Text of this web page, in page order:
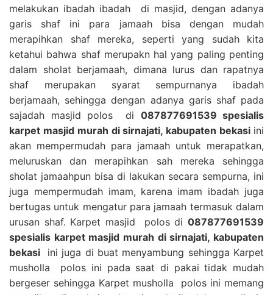
melakukan ibadah ibadah di masjid, dengan adanya
garis shaf ini para jamaah bisa dengan mudah
merapihkan shaf mereka, seperti yang sudah kita
ketahui bahwa shaf merupakn hal yang paling penting
dalam sholat berjamaah, dimana lurus dan rapatnya
shaf merupakan syarat sempurnanya ibadah
berjamaah, sehingga dengan adanya garis shaf pada
sajadah masjid polos di 087877691539 spesialis
karpet masjid murah di sirnajati, kabupaten bekasi ini
akan mempermudah para jamaah untuk merapatkan,
meluruskan dan merapihkan sah mereka sehingga
sholat jamaahpun bisa di lakukan secara sempurna, ini
juga mempermudah imam, karena imam ibadah juga
bertugas untuk mengatur para jamaah termasuk dalam
urusan shaf. Karpet masjid polos di 087877691539
spesialis karpet masjid murah di sirnajati, kabupaten
bekasi
ini juga di buat menyambung sehingga Karpet
musholla polos ini pada saat di pakai tidak mudah
bergeser sehingga Karpet musholla polos ini memang